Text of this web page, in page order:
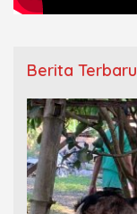
Berita Terbaru